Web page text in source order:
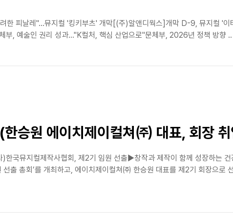
피날레"…뮤지컬 '킹키부츠' 개막[(주)알앤디웍스]개막 D-9, 뮤지컬 '이
, 예술인 권리 성과…"K컬처, 핵심 산업으로"문체부, 2026년 정책 방향 ..
승원 에이치제이컬쳐㈜ 대표, 회장
국뮤지컬제작사협회, 제2기 임원 선출▶창작과 제작이 함께 성장하는 건
출 총회’를 개최하고, 에이치제이컬쳐㈜ 한승원 대표를 제2기 회장으로